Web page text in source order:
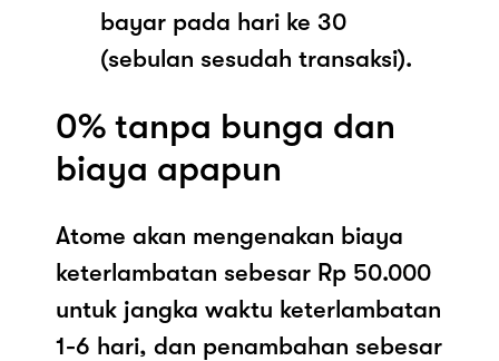
bayar pada hari ke 30
(sebulan sesudah transaksi).
0% tanpa bunga dan
biaya apapun
Atome akan mengenakan biaya
keterlambatan sebesar Rp 50.000
untuk jangka waktu keterlambatan
1-6 hari, dan penambahan sebesar